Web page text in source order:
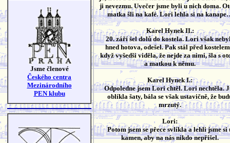
Jsme členové
Českého centra
Mezinárodního
PEN klubu
ji nevezmu. Uvečer jsme byli u nich doma.
matka šli na kafé. Lori lehla si na
Karel Hynek II.:
20. září šel dolů do kostela. Lori však
hned hotova, odešel. Pak stál před
když vyšedši viděla, že nejde za nimi, šla s
a matkou k němu.
Karel Hynek I.:
Odpoledne jsem Lori chtěl. Lori nechtěla.
oblíkla šaty, bála se však ustavičně, že
mrzutý.
Lori:
Potom jsem se přece svlíkla a lehli jsme si
kamen, aby na nás nikdo nepřišel.